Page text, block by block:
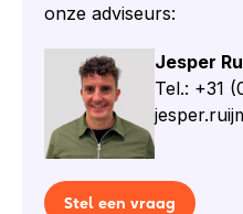
onze adviseurs:
Jesper
Tel.: +31
Stel een vraag